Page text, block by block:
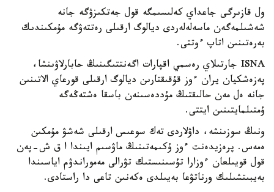
ول قازىرگى جاعداي كەلىسىمگە قول جەتكىزۋگە جانە
شەشىلمەگەن ماسەلەلەردى ديالوگ ارقىلى رەتتەۋگە مۇمكىندىك
بەرەتىنىن اتاپ ءوتتى.
ISNA جارتىلاي رەسمي اقپارات اگەنتتىگىنىڭ حابارلاۋىنشا،
پەزەشكيان يران ءوز قۇقىقتارىن ديالوگ ارقىلى قورعاي الاتىنىن
جانە ەل مەن حالىقتىڭ مۇددەسىنەن باسقا ەشتەڭەگە
ۇمتىلمايتىنىن ايتتى.
ونىڭ سوزىنشە، داۋلاردى تەك سوعىس ارقىلى شەشۋ مۇمكىن
ەمەس. پرەزيدەنت ءوز ۇكىمەتىنىڭ ماۋسىم ايىندا ا ق ش-پەن
قول قويىلعان ءوزارا تۇسىنىستىك تۋرالى مەموراندۋم اياسىندا
بەيبىتشىلىك ورناتۋعا بەيىلدى ەكەنىن تاعى دا راستادى.